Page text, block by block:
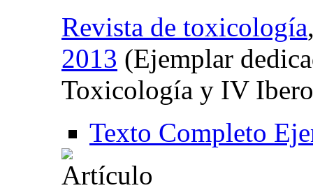
Revista de toxicología
2013 (Ejemplar
Toxicología y IV
Texto Completo